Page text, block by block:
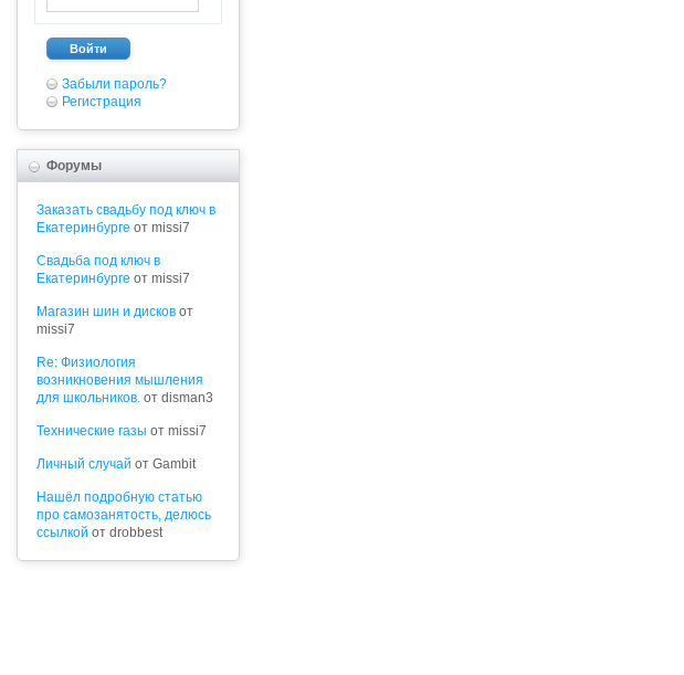
Войти
Забыли пароль?
Регистрация
Форумы
Заказать свадьбу под ключ в
Екатеринбурге от missi7
Cвадьба под ключ в
Екатеринбурге от missi7
Магазин шин и дисков от
missi7
Re: Физиология
возникновения мышления
для школьников. от disman3
Технические газы от missi7
Личный случай от Gambit
Нашёл подробную статью
про самозанятость, делюсь
ссылкой от drobbest